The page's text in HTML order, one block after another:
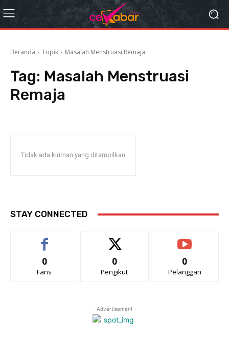
Beranda Topik Masalah Menstruasi Remaja
Tag: Masalah Menstruasi
Remaja
Tidak ada kiriman yang ditampilkan
STAY CONNECTED
0
Fans
0
Pengikut
0
Pelanggan
- Advertisement -